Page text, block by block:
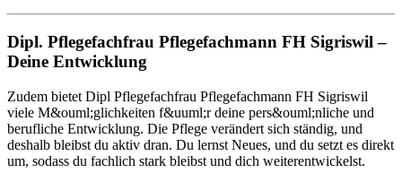
Dipl. Pflegefachfrau Pflegefachmann FH Sigriswil –
Deine Entwicklung
Zudem bietet Dipl Pflegefachfrau Pflegefachmann FH Sigriswil
viele M&ouml;glichkeiten f&uuml;r deine pers&ouml;nliche und
berufliche Entwicklung. Die Pflege verändert sich ständig, und
deshalb bleibst du aktiv dran. Du lernst Neues, und du setzt es direkt
um, sodass du fachlich stark bleibst und dich weiterentwickelst.